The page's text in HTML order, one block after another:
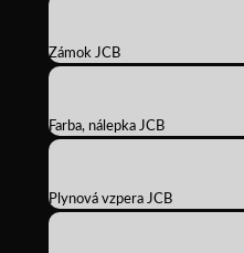
Zámok JCB
Farba, nálepka JCB
Plynová vzpera JCB